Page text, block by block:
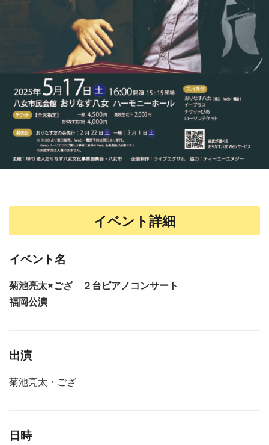
イベント詳細
イベント名
菊池亮太×ござ ２台ピアノコンサート
福岡公演
出演
菊池亮太・ござ
日時